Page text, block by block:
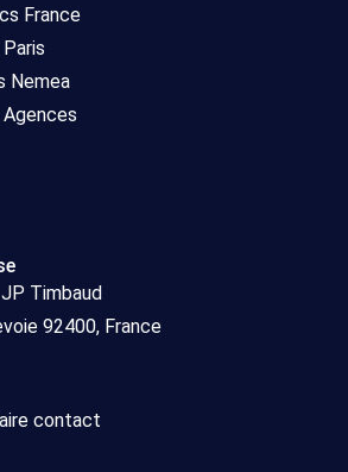
France
Nemea
Timbaud
92400, France
contact